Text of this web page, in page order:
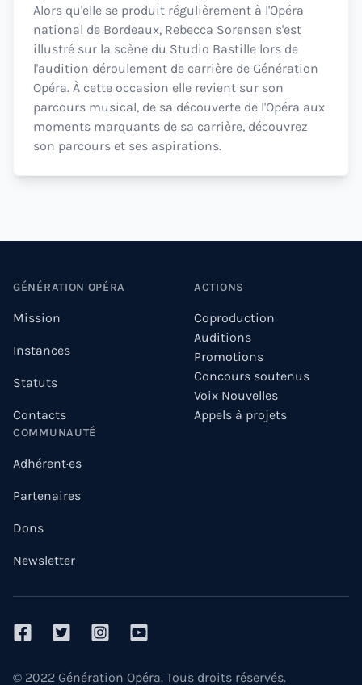
Alors qu'elle se produit régulièrement à l'Opéra
national de Bordeaux, Rebecca Sorensen s'est
illustré sur la scène du Studio Bastille lors de
l'audition déroulement de carrière de Génération
Opéra. À cette occasion elle revient sur son
parcours musical, de sa découverte de l'Opéra aux
moments marquants de sa carrière, découvrez
son parcours et ses aspirations.
GÉNÉRATION OPÉRA
Mission
Instances
Statuts
Contacts
COMMUNAUTÉ
Adhérent·es
Partenaires
Dons
Newsletter
ACTIONS
Coproduction
Auditions
Promotions
Concours soutenus
Voix Nouvelles
Appels à projets
facebooktwitter instagramyoutube
© 2022 Génération Opéra. Tous droits réservés.